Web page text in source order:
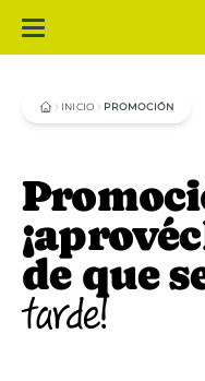
INICIO PROMOCIÓN
de que
tarde!